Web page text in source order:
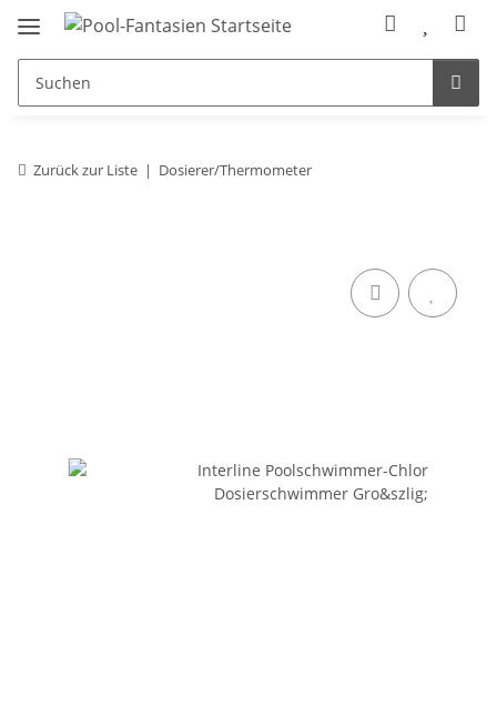
Zurück zur Liste Dosierer/Thermometer